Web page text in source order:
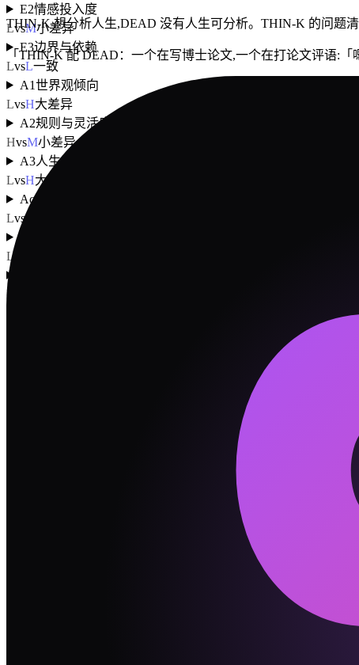
E2情感投入度
LvsM小差异
E3边界与依赖
LvsL一致
A1世界观倾向
LvsH大差异
A2规则与灵活度
HvsM小差异
A3人生意义感
LvsH大差异
Ac1
LvsM
L
L
思考者 是"说爱要大声"型，死者 是"爱在心里口难开"
你们的"灵活度"不同步。一个人觉得"计划就是拿来改
吵架时用"我感觉……"而不是"你总是……"开头。这一
THIN-K 想分析人生,DEAD 没有人生可分析。THIN-K 的问题
「 THIN-K 配 DEAD：一个在写博士论文,一个在打论文评语:「